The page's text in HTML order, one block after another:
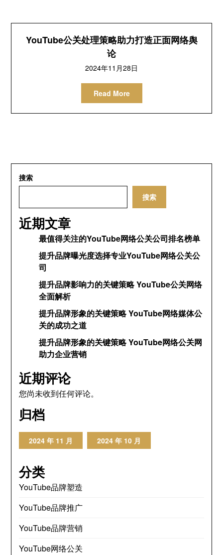
YouTube公关处理策略助力打造正面网络舆
论
2024年11月28日
Read More
搜索
搜索
近期文章
最值得关注的YouTube网络公关公司排名榜单
提升品牌曝光度选择专业YouTube网络公关公
司
提升品牌影响力的关键策略 YouTube公关网络
全面解析
提升品牌形象的关键策略 YouTube网络媒体公
关的成功之道
提升品牌形象的关键策略 YouTube网络公关网
助力企业营销
近期评论
您尚未收到任何评论。
归档
2024 年 11 月 2024 年 10 月
分类
YouTube品牌塑造
YouTube品牌推广
YouTube品牌营销
YouTube网络公关